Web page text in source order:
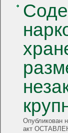
Опубликован на сайте
акт